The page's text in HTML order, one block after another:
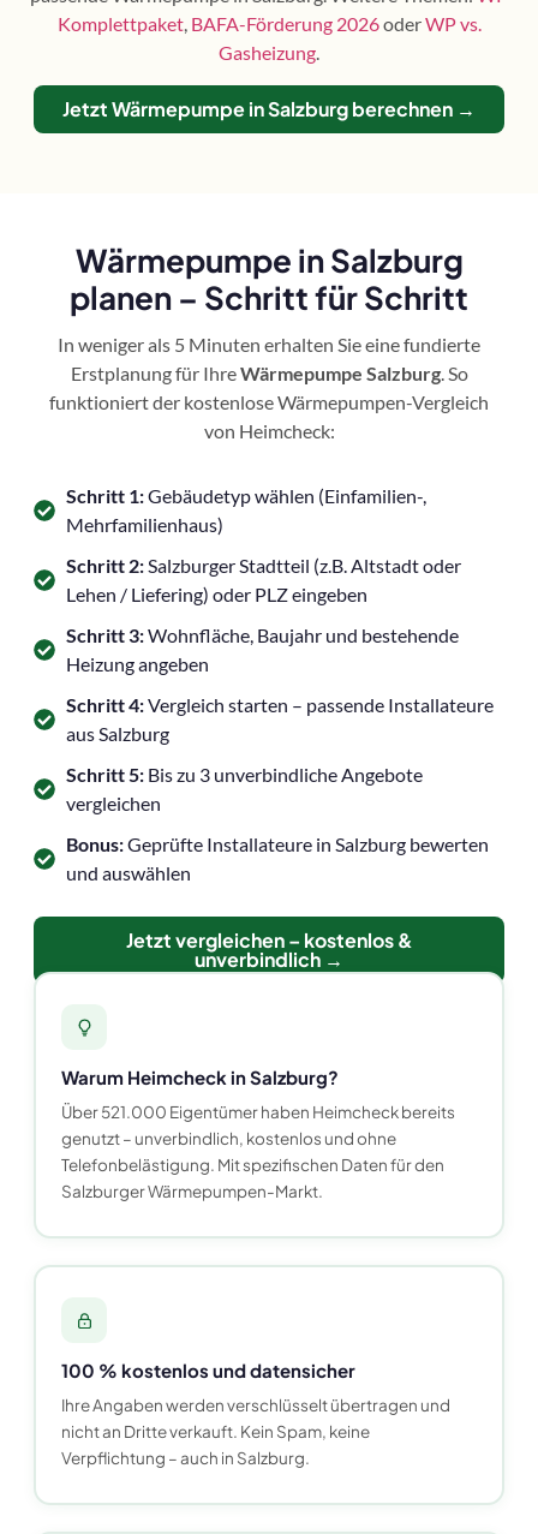
Komplettpaket, BAFA-Förderung 2026oderWP vs.
Gasheizung.
Jetzt Wärmepumpe in Salzburg berechnen →
Wärmepumpe in Salzburg
planen – Schritt für Schritt
In weniger als 5 Minuten erhalten Sie eine fundierte
Erstplanung für IhreWärmepumpe Salzburg. So
funktioniert der kostenlose Wärmepumpen-Vergleich
von Heimcheck:
Schritt 1:Gebäudetyp wählen (Einfamilien-,
Mehrfamilienhaus)
Schritt 2:Salzburger Stadtteil (z.B. Altstadt oder
Lehen / Liefering) oder PLZ eingeben
Schritt 3:Wohnfläche, Baujahr und bestehende
Heizung angeben
Schritt 4:Vergleich starten – passende Installateure
aus Salzburg
Schritt 5: Bis zu 3 unverbindliche Angebote
vergleichen
Bonus:Geprüfte Installateure in Salzburg bewerten
und auswählen
Jetzt vergleichen – kostenlos &
unverbindlich →
Warum Heimcheck in Salzburg?
Über 521.000 Eigentümer haben Heimcheck bereits
genutzt – unverbindlich, kostenlos und ohne
Telefonbelästigung. Mit spezifischen Daten für den
Salzburger Wärmepumpen-Markt.
100 % kostenlos und datensicher
Ihre Angaben werden verschlüsselt übertragen und
nicht an Dritte verkauft. Kein Spam, keine
Verpflichtung – auch in Salzburg.